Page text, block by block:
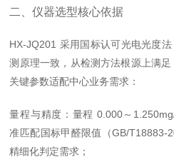
二、仪器选型核心依据
HX-JQ201 采用 国标认可光电光度法
测原理一致，从检测方法根源上满
关键参数适配中心业务需求：
量程与精度 ：量程 0.000～
准匹配国标甲醛限值（GB/T18883-
精细化判定需求；